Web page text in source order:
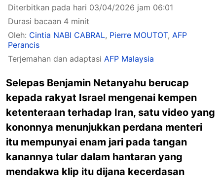
Diterbitkan pada hari 03/04/2026 jam 06:01
Durasi bacaan 4 minit
Oleh: Cintia NABI CABRAL, Pierre MOUTOT, AFP
Perancis
Terjemahan dan adaptasi AFP Malaysia
Selepas Benjamin Netanyahu berucap
kepada rakyat Israel mengenai kempen
ketenteraan terhadap Iran, satu video yang
kononnya menunjukkan perdana menteri
itu mempunyai enam jari pada tangan
kanannya tular dalam hantaran yang
mendakwa klip itu dijana kecerdasan